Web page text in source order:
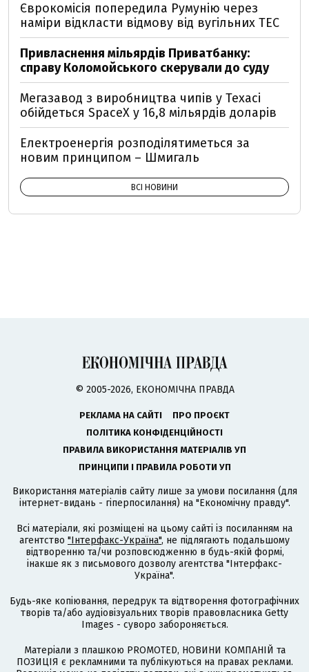
Єврокомісія попередила Румунію через
наміри відкласти відмову від вугільних ТЕС
Привласнення мільярдів Приватбанку:
справу Коломойського скерували до суду
Мегазавод з виробництва чипів у Техасі
обійдеться SpaceX у 16,8 мільярдів доларів
Електроенергія розподілятиметься за
новим принципом – Шмигаль
ВСІ НОВИНИ
© 2005-2026, ЕКОНОМІЧНА ПРАВДА
РЕКЛАМА НА САЙТІ
ПРО ПРОЄКТ
ПОЛІТИКА КОНФІДЕНЦІЙНОСТІ
ПРАВИЛА ВИКОРИСТАННЯ МАТЕРІАЛІВ УП
ПРИНЦИПИ І ПРАВИЛА РОБОТИ УП
Використання матеріалів сайту лише за умови посилання (для
інтернет-видань - гіперпосилання) на "Економічну правду".
Всі матеріали, які розміщені на цьому сайті із посиланням на
агентство "Інтерфакс-Україна", не підлягають подальшому
відтворенню та/чи розповсюдженню в будь-якій формі,
інакше як з письмового дозволу агентства "Інтерфакс-
Україна".
Будь-яке копіювання, передрук та відтворення фотографічних
творів та/або аудіовізуальних творів правовласника Getty
Images - суворо забороняється.
Матеріали з плашкою PROMOTED, НОВИНИ КОМПАНІЙ та
ПОЗИЦІЯ є рекламними та публікуються на правах реклами.